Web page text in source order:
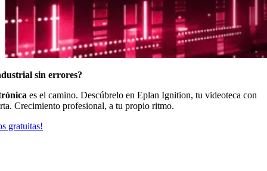
sin errores?
es el camino. Descúbrelo en Eplan Ignition, tu videoteca con
Crecimiento profesional, a tu propio ritmo.
gratuitas!